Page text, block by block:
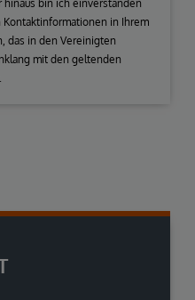
hinaus bin ich einverstanden
in Ihrem
das in den Vereinigten
mit den geltenden